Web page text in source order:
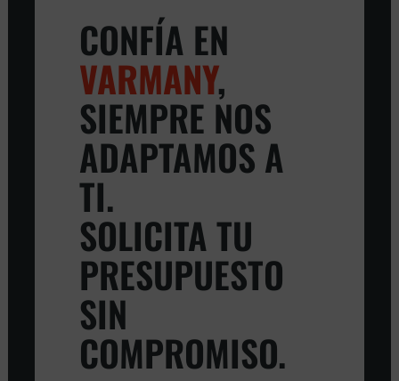
CONFÍA EN
VARMANY,
SIEMPRE NOS
ADAPTAMOS A
TI.
SOLICITA TU
PRESUPUESTO
SIN
COMPROMISO.